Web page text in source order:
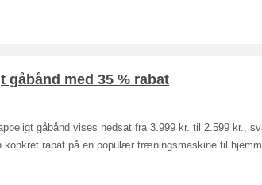
gåbånd med 35 % rabat
gåbånd vises nedsat fra 3.999 kr. til 2.599 kr.,
konkret rabat på en populær træningsmaskine til